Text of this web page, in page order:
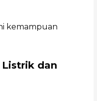
kemampuan
dan